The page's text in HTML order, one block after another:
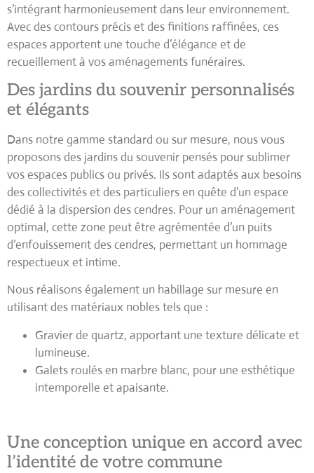
s’intégrant harmonieusement dans leur environnement.
Avec des contours précis et des finitions raffinées, ces
espaces apportent une touche d’élégance et de
recueillement à vos aménagements funéraires.
Des jardins du souvenir personnalisés
et élégants
Dans notre gamme standard ou sur mesure, nous vous
proposons des jardins du souvenir pensés pour sublimer
vos espaces publics ou privés. Ils sont adaptés aux besoins
des collectivités et des particuliers en quête d’un espace
dédié à la dispersion des cendres. Pour un aménagement
optimal, cette zone peut être agrémentée d’un puits
d’enfouissement des cendres, permettant un hommage
respectueux et intime.
Nous réalisons également un habillage sur mesure en
utilisant des matériaux nobles tels que :
Gravier de quartz, apportant une texture délicate et
lumineuse.
Galets roulés en marbre blanc, pour une esthétique
intemporelle et apaisante.
Une conception unique en accord avec
l’identité de votre commune